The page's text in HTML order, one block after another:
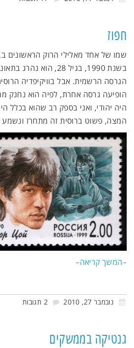
חפוז
שמו של אחד מאלילי הרוק הראשונים
בשנת 1990, בגיל 28, הוא
הגרסה הרשמית. אבל בוויקיפדיה
הופיעה גרסה אחרת, לפיה הוא נחנק
היה יהודי, ואני בספק רב שהוא בכלל
המצה, פשוט ברוסית זה מתחרז ונשמע
–המשך קריאה–
נובמבר 27, 2010 2 תגובות
גנטיקה בממשקים